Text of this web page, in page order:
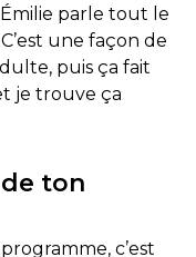
parle tout le
une façon de
puis ça fait
je trouve ça
ton
c’est